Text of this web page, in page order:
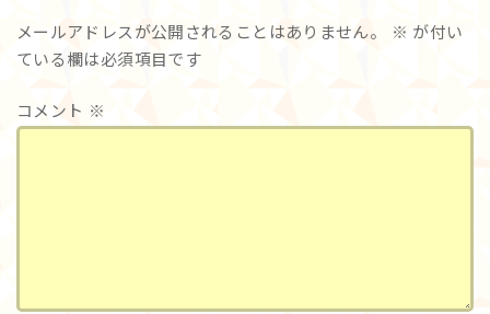
メールアドレスが公開されることはありません。 ※ が付い
ている欄は必須項目です
コメント ※